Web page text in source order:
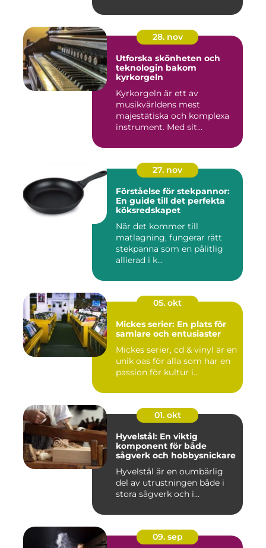
28. nov
Utforska skönheten och
teknologin bakom
kyrkorgeln
Kyrkorgeln är ett av
musikvärldens mest
majestätiska och komplexa
instrument. Med sit...
27. nov
Förståelse för stekpannor:
En guide till det perfekta
köksredskapet
När det kommer till
matlagning, fungerar rätt
stekpanna som en pålitlig
allierad i k...
05. okt
Mickes serier: En plats för
samlare och entusiaster
Mickes serier, cd & vinyl är en
unik oas för alla som har en
passion för kultur i...
01. okt
Hyvelstål: En viktig
komponent för både
sågverk och hobbysnickare
Hyvelstål är en oumbärlig
del av utrustningen både i
stora sågverk och i...
09. sep